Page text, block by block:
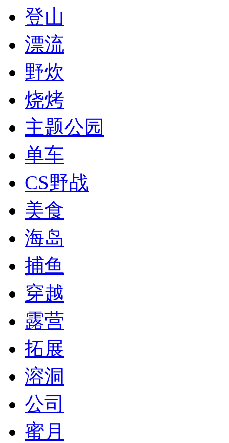
登山
漂流
野炊
烧烤
主题公园
单车
CS野战
美食
海岛
捕鱼
穿越
露营
拓展
溶洞
公司
蜜月